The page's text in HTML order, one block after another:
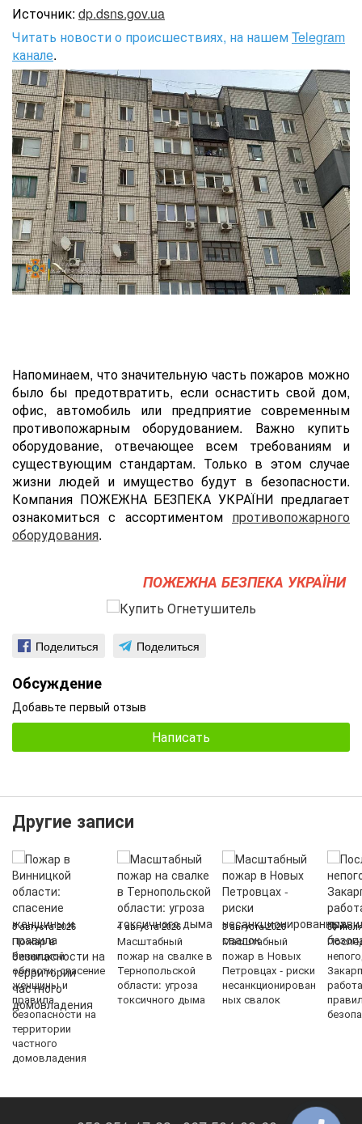
Источник: dp.dsns.gov.ua
Читать новости о происшествиях, на нашемTelegram
канале.
Напоминаем, что значительную часть пожаров можно
было бы предотвратить, если оснастить cвой дом,
офис, автомобиль или предприятие современным
противопожарным оборудованием. Важно купить
оборудование, отвечающее всем требованиям и
существующим стандартам. Только в этом случае
жизни людей и имущество будут в безопасности.
Компания ПОЖЕЖНА БЕЗПЕКА УКРАЇНИ предлагает
ознакомиться с ассортиментом противопожарного
оборудования.
ПОЖЕЖНА БЕЗПЕКА УКРАЇНИ
Поделиться Поделиться
Обсуждение
Добавьте первый отзыв
Написать
Другие записи
5 августа 2026
Пожар в
Винницкой
области: спасение
женщины и
правила
безопасности на
территории
частного
домовладения
4 августа 2026
Масштабный
пожар на свалке в
Тернопольской
области: угроза
токсичного дыма
3 августа 2026
Масштабный
пожар в Новых
Петровцах - риски
несанкционирован
ных свалок
30